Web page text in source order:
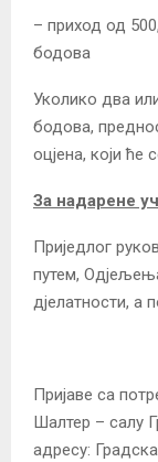
– приход од
бодова
Уколико два
бодова,
оцјена, који ће
За надарене
Приједлог
путем,
дјелатности, а
Пријаве са
Шалтер – салу
адресу: